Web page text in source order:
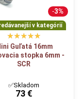
kľúčové parametre:
do klieštiny
typu)
karbid
ot./min.
3%
v kategórií
Guľatá 16mm
stopka 6mm -
SCR
✅Skladom
73 €